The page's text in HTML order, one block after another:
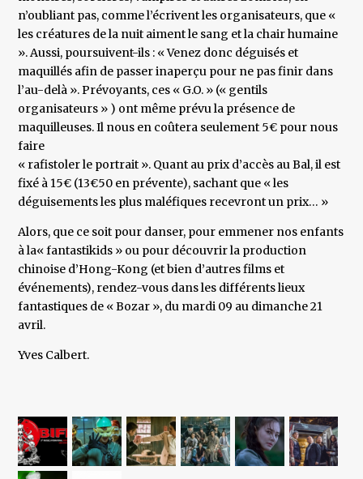
n’oubliant pas, comme l’écrivent les organisateurs, que «
les créatures de la nuit aiment le sang et la chair humaine
». Aussi, poursuivent-ils : « Venez donc déguisés et
maquillés afin de passer inaperçu pour ne pas finir dans
l’au-delà ». Prévoyants, ces « G.O. » (« gentils
organisateurs » ) ont même prévu la présence de
maquilleuses. Il nous en coûtera seulement 5€ pour nous
faire
« rafistoler le portrait ». Quant au prix d’accès au Bal, il est
fixé à 15€ (13€50 en prévente), sachant que « les
déguisements les plus maléfiques recevront un prix… »
Alors, que ce soit pour danser, pour emmener nos enfants
à la« fantastikids » ou pour découvrir la production
chinoise d’Hong-Kong (et bien d’autres films et
événements), rendez-vous dans les différents lieux
fantastiques de « Bozar », du mardi 09 au dimanche 21
avril.
Yves Calbert.